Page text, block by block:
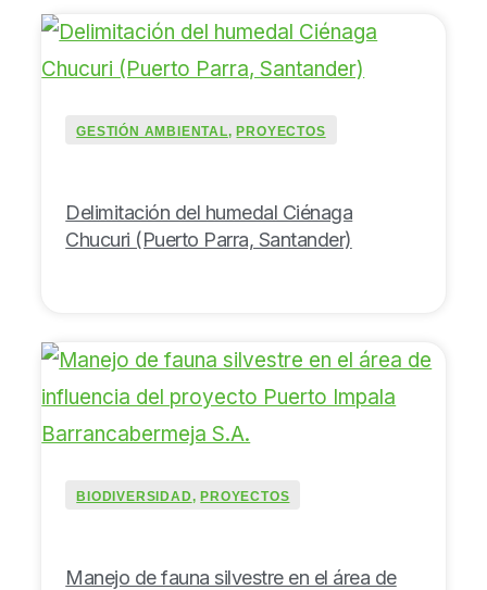
Delimitación del humedal Ciénaga
Chucuri (Puerto Parra, Santander)
GESTIÓN AMBIENTAL,PROYECTOS
Manejo de fauna silvestre en el área de
BIODIVERSIDAD,PROYECTOS